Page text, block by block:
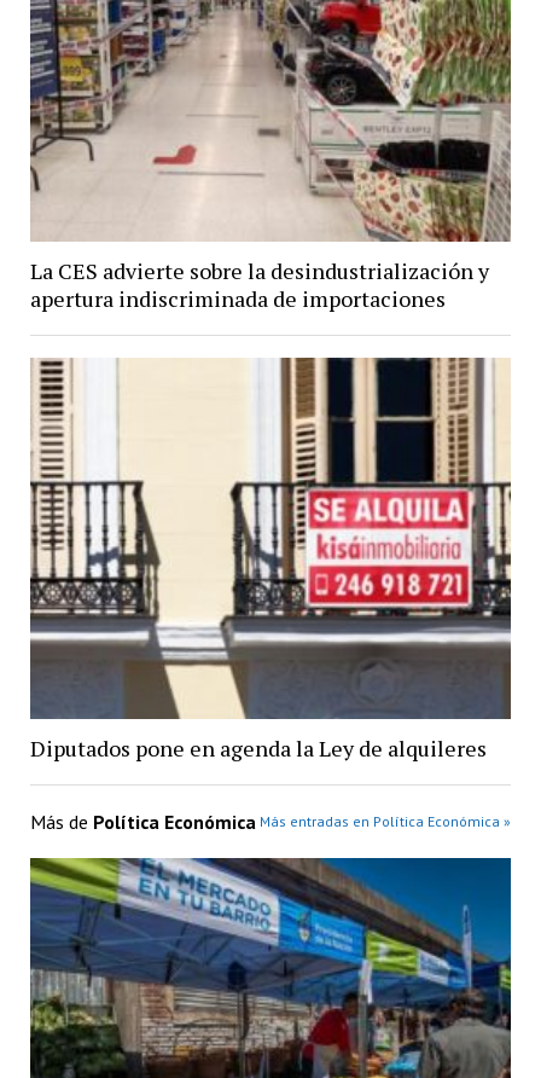
La CES advierte sobre la desindustrialización y
apertura indiscriminada de importaciones
Diputados pone en agenda la Ley de alquileres
Más de Política Económica Más entradas en Política Económica »